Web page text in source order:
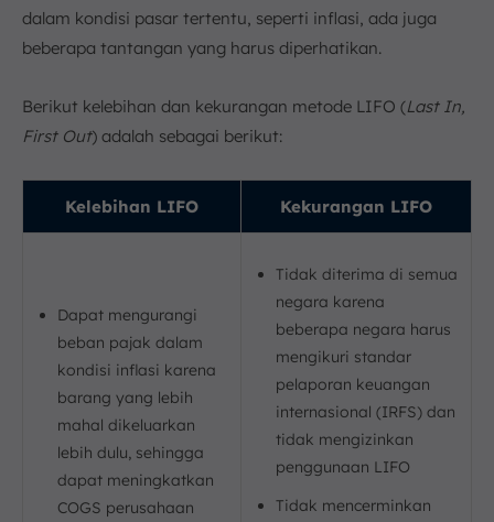
dalam kondisi pasar tertentu, seperti inflasi, ada juga
beberapa tantangan yang harus diperhatikan.
Berikut kelebihan dan kekurangan metode LIFO (Last In,
First Out) adalah sebagai berikut:
Kelebihan LIFO Kekurangan LIFO
Dapat mengurangi
beban pajak dalam
kondisi inflasi karena
barang yang lebih
mahal dikeluarkan
lebih dulu, sehingga
dapat meningkatkan
COGS perusahaan
Tidak diterima di semua
negara karena
beberapa negara harus
mengikuri standar
pelaporan keuangan
internasional (IRFS) dan
tidak mengizinkan
penggunaan LIFO
Tidak mencerminkan